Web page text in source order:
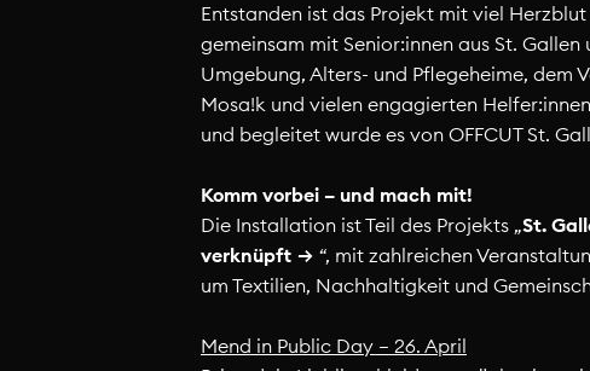
Sommer made with OFFCUT compas
Entstanden ist das Projekt mit viel Herzblut
gemeinsam mit Senior:innen aus St. Gallen
Umgebung, Alters- und Pflegeheime, dem
Mosa!k und vielen engagierten
und begleitet wurde es von OFFCUT St.
Komm vorbei – und mach mit!
Die Installation ist Teil des Projekts „St.
verknüpft
“, mit zahlreichen
um Textilien, Nachhaltigkeit und
Mend in Public Day – 26. April